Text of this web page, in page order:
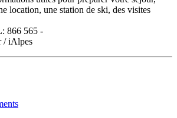
location, une station de ski, des visites
866 565 -
/ iAlpes